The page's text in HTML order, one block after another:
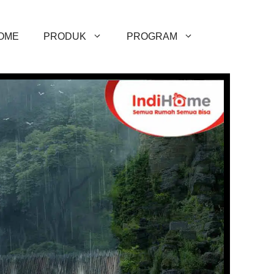
PRODUK PROGRAM